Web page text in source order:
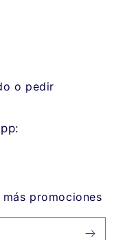
o pedir
promociones